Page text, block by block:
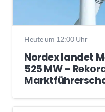
Heute um 12:00 Uhr
Nordex landet
525 MW –